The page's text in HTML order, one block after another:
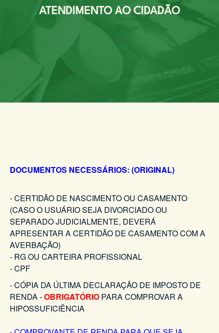
ATENDIMENTO AO CIDADÃO
DOCUMENTOS NECESSÁRIOS: (ORIGINAL)
- CERTIDÃO DE NASCIMENTO OU CASAMENTO
(CASO O USUÁRIO SEJA DIVORCIADO OU
SEPARADO JUDICIALMENTE, DEVERÁ
APRESENTAR A CERTIDÃO DE CASAMENTO COM A
AVERBAÇÃO)
- RG OU CARTEIRA PROFISSIONAL
- CPF
- CÓPIA DA ÚLTIMA DECLARAÇÃO DE IMPOSTO DE
RENDA -OBRIGATÓRIO PARA COMPROVAR A
HIPOSSUFICIÊNCIA